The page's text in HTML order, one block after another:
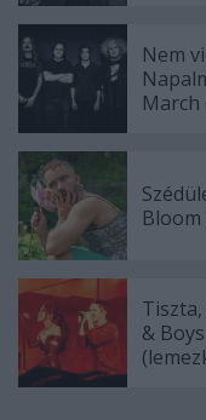
Nem
&